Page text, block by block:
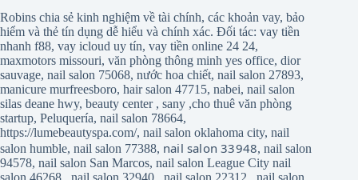
Robins chia sẻ kinh nghiệm về tài chính, các khoản vay, bảo
hiểm và thẻ tín dụng dễ hiểu và chính xác. Đối tác: vay tiền
nhanh f88, vay icloud uy tín, vay tiền online 24 24,
maxmotors missouri, văn phòng thông minh yes office, dior
sauvage, nail salon 75068, nước hoa chiết, nail salon 27893,
manicure murfreesboro, hair salon 47715, nabei, nail salon
silas deane hwy, beauty center, sany ,cho thuê văn phòng
startup, Peluquería, nail salon 78664,
https://lumebeautyspa.com/, nail salon oklahoma city, nail
salon humble, nail salon 77388, nail salon 33948,nail salon
94578, nail salon San Marcos, nail salon League City nail
salon 46268
nail salon 32940 nail salon 22312 nail salon